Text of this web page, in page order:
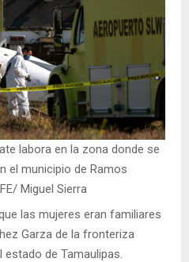
labora en la zona donde se
el municipio de Ramos
Miguel Sierra
las mujeres eran familiares
Garza de la fronteriza
de Tamaulipas.